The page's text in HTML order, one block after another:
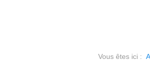
Vous êtes ici :